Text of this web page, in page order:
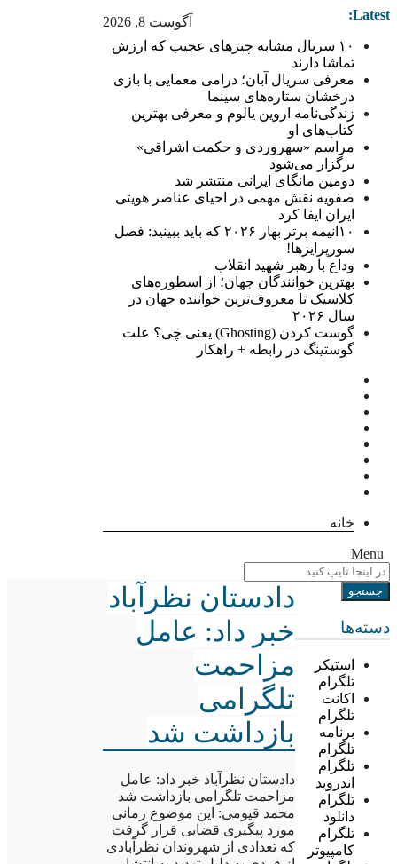
آگوست 8, 2026 Latest:
۱۰ سریال مشابه چیزهای عجیب که ارزش
تماشا دارند
معرفی سریال آبان؛ درامی معمایی با بازی
درخشان ستاره‌های سینما
زندگی‌نامه اروین یالوم و معرفی بهترین
کتاب‌های او
مراسم «سهروردی و حکمت اشراقی»
برگزار می‌شود
دومین مانگای ایرانی منتشر شد
صفویه نقش مهمی در احیای عناصر هویتی
ایران ایفا کرد
۱۰انیمه برتر بهار ۲۰۲۶ که باید ببینید: فصل
سورپرایزها!
وداع با رهبر شهید انقلاب
بهترین خوانندگان جهان؛ از اسطوره‌های
کلاسیک تا معروف‌ترین خواننده جهان در
سال ۲۰۲۶
گوست کردن (Ghosting) یعنی چی؟ علت
گوستینگ در رابطه + راهکار
خانه
Menu
دسته‌ها
استیکر
تلگرام
اکانت
تلگرام
برنامه
تلگرام
تلگرام
اندروید
تلگرام
دانلود
تلگرام
کامپیوتر
دادستان نظرآباد
خبر داد: عامل
مزاحمت
تلگرامی
بازداشت شد
دادستان نظرآباد خبر داد: عامل
مزاحمت تلگرامی بازداشت شد
محمد قیومی: این موضوع زمانی
مورد پیگیری قضایی قرار گرفت
که تعدادی از شهروندان نظرآبادی